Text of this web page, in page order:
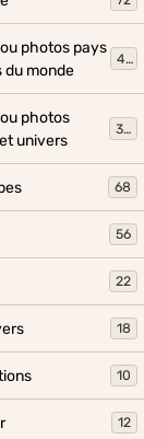
photos pays
du monde
454
photos
univers
325
68
56
22
18
10
12